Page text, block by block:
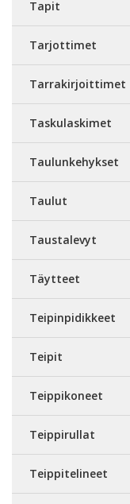
Tapit
Tarjottimet
Tarrakirjoittimet
Taskulaskimet
Taulunkehykset
Taulut
Taustalevyt
Täytteet
Teipinpidikkeet
Teipit
Teippikoneet
Teippirullat
Teippitelineet